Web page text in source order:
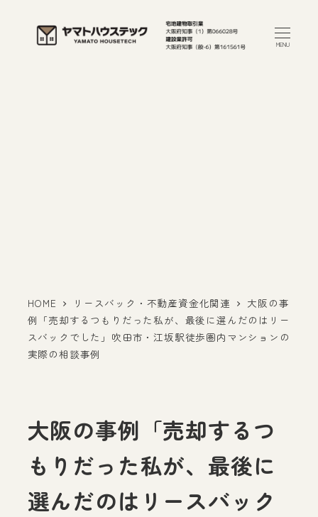
MENU
HOME リースバック・不動産資金化関連
大阪の事
例「売却するつもりだった私が、最後に選んだのはリー
スバックでした」吹田市・江坂駅徒歩圏内マンションの
実際の相談事例
大阪の事例「売却するつ
もりだった私が、最後に
選んだのはリースバック